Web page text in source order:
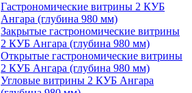
Гастрономические витрины 2 КУБ
Ангара (глубина 980 мм)
Закрытые гастрономические витрины
2 КУБ Ангара (глубина 980 мм)
Открытые гастрономические витрины
2 КУБ Ангара (глубина 980 мм)
Угловые витрины 2 КУБ Ангара